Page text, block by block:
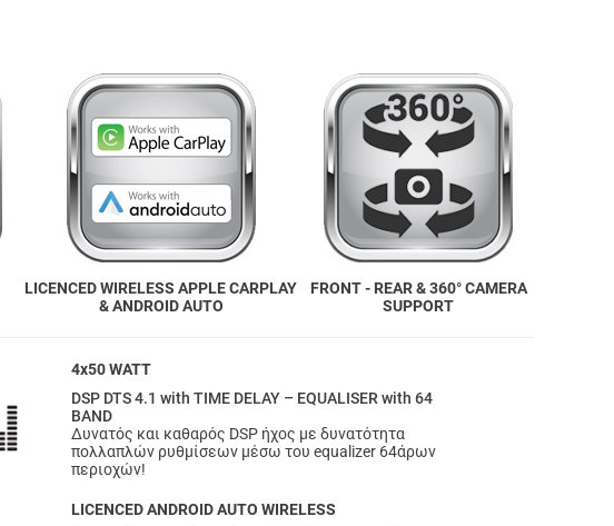
LICENCED WIRELESS APPLE CARPLAY
& ANDROID AUTO
FRONT - REAR & 360° CAMERA
SUPPORT
4x50 WATT
DSP DTS 4.1 with TIME DELAY – EQUALISER with 64
BAND
Δυνατός και καθαρός DSP ήχος με δυνατότητα
πολλαπλών ρυθμίσεων μέσω του equalizer 64άρων
περιοχών!
LICENCED ANDROID AUTO WIRELESS